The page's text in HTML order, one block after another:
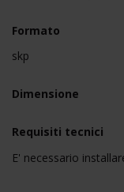
Formato
skp
Dimensione
Requisiti tecnici
E' necessario